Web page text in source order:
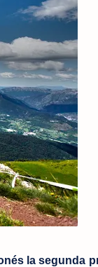
la segunda